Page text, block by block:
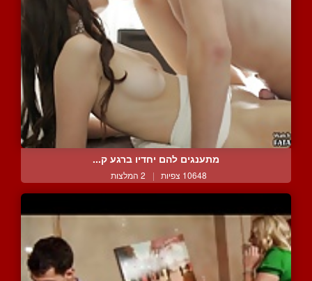
מתענגים להם יחדיו ברגע ק...
10648 צפיות | 2 המלצות